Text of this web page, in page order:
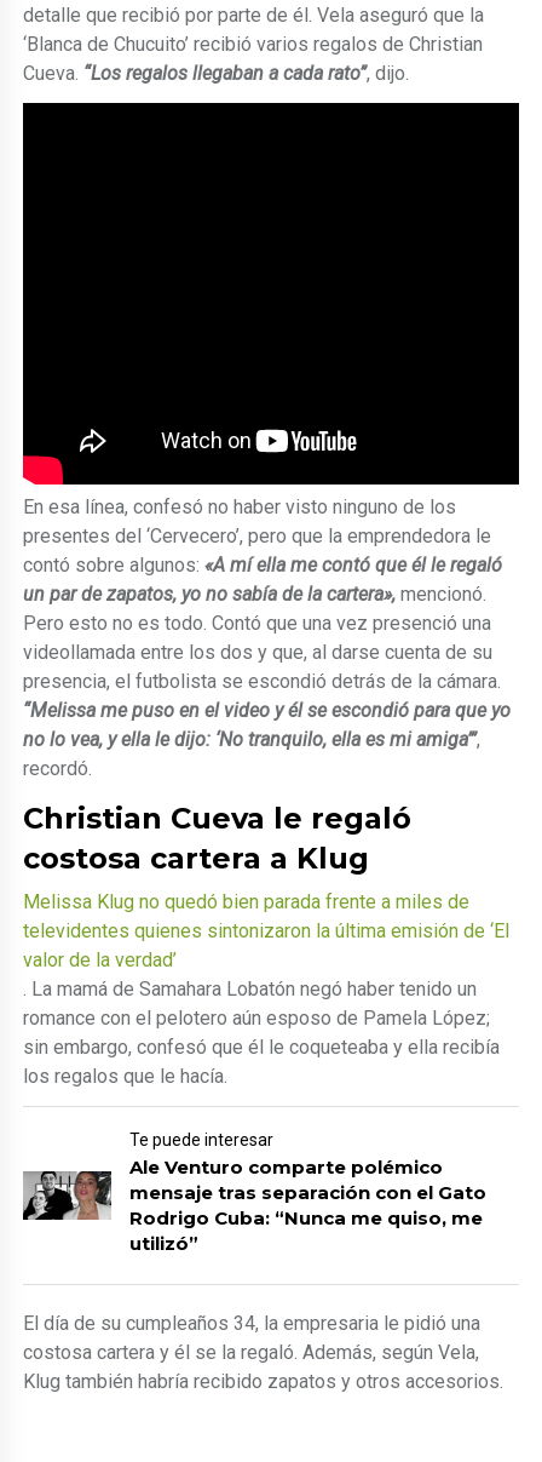
detalle que recibió por parte de él. Vela aseguró que la
‘Blanca de Chucuito’ recibió varios regalos de Christian
Cueva. “Los regalos llegaban a cada rato”, dijo.
En esa línea, confesó no haber visto ninguno de los
presentes del ‘Cervecero’, pero que la emprendedora le
contó sobre algunos:«A mí ella me contó que él le regaló
un par de zapatos, yo no sabía de la cartera», mencionó.
Pero esto no es todo. Contó que una vez presenció una
videollamada entre los dos y que, al darse cuenta de su
presencia, el futbolista se escondió detrás de la cámara.
“Melissa me puso en el video y él se escondió para que yo
no lo vea, y ella le dijo: ‘No tranquilo, ella es mi amiga’”,
recordó.
Christian Cueva le regaló
costosa cartera a Klug
Melissa Klug no quedó bien parada frente a miles de
televidentes quienes sintonizaron la última emisión de ‘El
valor de la verdad’
. La mamá de Samahara Lobatón negó haber tenido un
romance con el pelotero aún esposo de Pamela López;
sin embargo, confesó que él le coqueteaba y ella recibía
los regalos que le hacía.
Te puede interesar
Ale Venturo comparte polémico
mensaje tras separación con el Gato
Rodrigo Cuba: “Nunca me quiso, me
utilizó”
El día de su cumpleaños 34, la empresaria le pidió una
costosa cartera y él se la regaló. Además, según Vela,
Klug también habría recibido zapatos y otros accesorios.